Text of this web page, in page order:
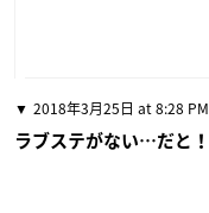
2018年3月25日 at 8:28 PM
ラブステがない…だと！